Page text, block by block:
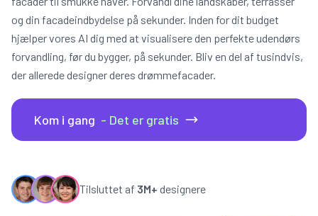
og din facadeindbydelse på sekunder. Inden for dit budget
hjælper vores AI dig med at visualisere den perfekte udendørs
forvandling, før du bygger, på sekunder. Bliv en del af tusindvis,
der allerede designer deres drømmefacader.
Kom i gang - Det er gratis
Tilsluttet af 3M+ designere